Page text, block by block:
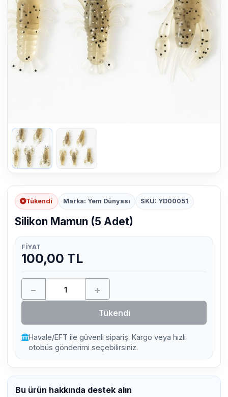
Tükendi Marka: Yem Dünyası SKU: YD00051
Silikon Mamun (5 Adet)
FIYAT
100,00 TL
− +
Tükendi
Havale/EFT ile güvenli sipariş. Kargo veya hızlı
otobüs gönderimi seçebilirsiniz.
Bu ürün hakkında destek alın